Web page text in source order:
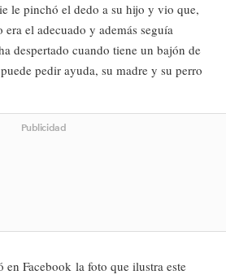
le pinchó el dedo a su hijo y vio que,
el adecuado y además seguía
despertado cuando tiene un bajón de
pedir ayuda, su madre y su perro
Publicidad
Facebook la foto que ilustra este